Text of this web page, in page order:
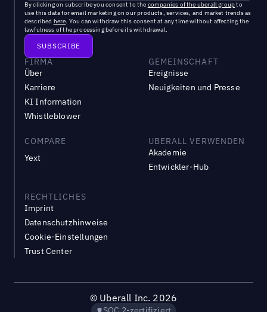
By clicking on subscribe you consent to the companies of the uberall groupto
use this data for email marketing on our products, services, and market trends as
described here. You can withdraw this consent at any time without affecting the
lawfulness of the processing before its withdrawal.
FIRMA
Über
Karriere
KI Information
Whistleblower
GEMEINSCHAFT
Ereignisse
Neuigkeiten und Presse
COMPARE
Yext
UBERALL VERWENDEN
Akademie
Entwickler-Hub
RECHTLICHES
Imprint
Datenschutzhinweise
Cookie-Einstellungen
Trust Center
© Uberall Inc. 2026